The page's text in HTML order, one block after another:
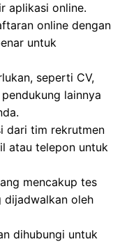
aplikasi online.
online dengan
untuk
seperti CV,
lainnya
dari tim rekrutmen
atau telepon untuk
mencakup tes
dijadwalkan oleh
dihubungi untuk